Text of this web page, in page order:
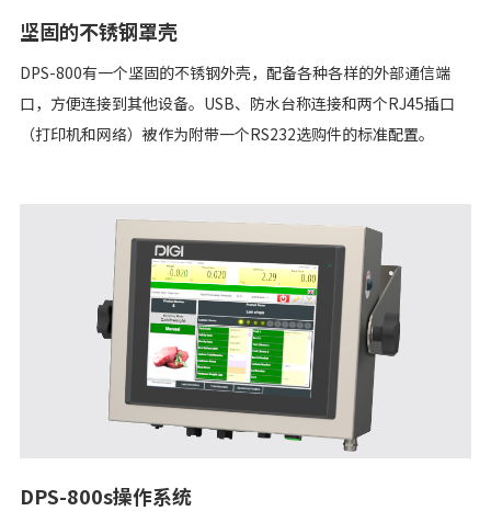
坚固的不锈钢罩壳
DPS-800有一个坚固的不锈钢外壳，配备各种各样的外部通信端
口，方便连接到其他设备。USB、防水台称连接和两个RJ45插口
（打印机和网络）被作为附带一个RS232选购件的标准配置。
DPS-800s操作系统